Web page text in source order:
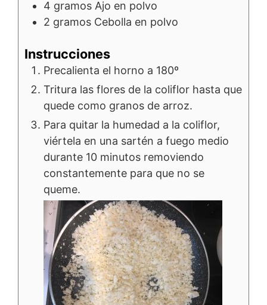
4 gramos Ajo en polvo
2 gramos Cebolla en polvo
Instrucciones
Precalienta el horno a 180º
Tritura las flores de la coliflor hasta que
quede como granos de arroz.
Para quitar la humedad a la coliflor,
viértela en una sartén a fuego medio
durante 10 minutos removiendo
constantemente para que no se
queme.